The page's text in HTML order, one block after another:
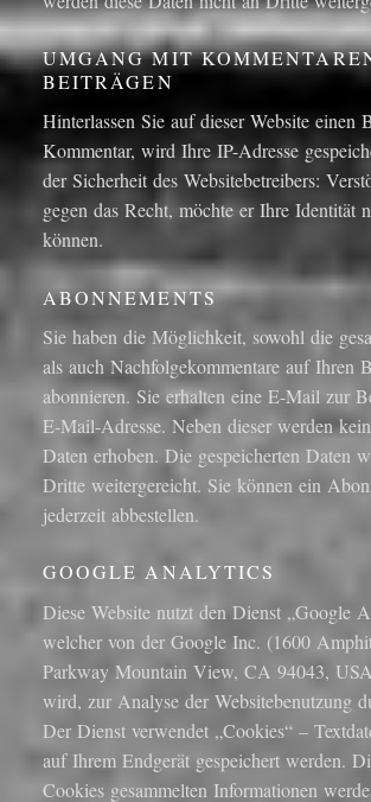
UMGANG MIT
BEITRÄGEN
Hinterlassen Sie auf dieser Website einen
Kommentar, wird Ihre IP-Adresse
der Sicherheit des Websitebetreibers:
gegen das Recht, möchte er Ihre Identität
können.
ABONNEMENTS
Sie haben die Möglichkeit, sowohl die
als auch Nachfolgekommentare auf Ihren
abonnieren. Sie erhalten eine E-Mail zur
E-Mail-Adresse. Neben dieser werden
Daten erhoben. Die gespeicherten Daten
Dritte weitergereicht. Sie können ein
jederzeit abbestellen.
GOOGLE ANALYTICS
Diese Website nutzt den Dienst „Google
welcher von der Google Inc. (1600
Parkway Mountain View, CA 94043,
wird, zur Analyse der Websitebenutzung
Der Dienst verwendet „Cookies“ –
auf Ihrem Endgerät gespeichert werden.
Cookies gesammelten Informationen